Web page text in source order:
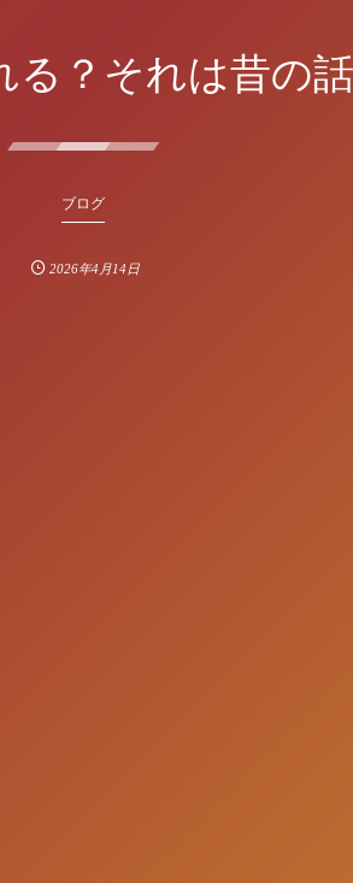
？それは昔の話
ブログ
2026年4月14日